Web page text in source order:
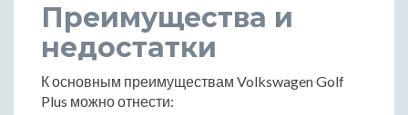
Преимущества и
недостатки
К основным преимуществам Volkswagen Golf
Plus можно отнести: